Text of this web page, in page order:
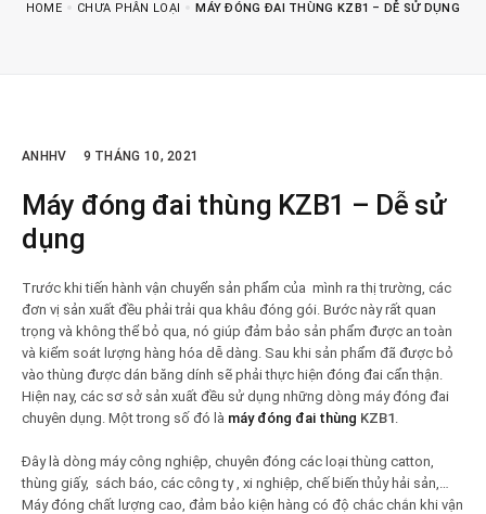
HOME CHƯA PHÂN LOẠI MÁY ĐÓNG ĐAI THÙNG KZB1 – DỄ SỬ DỤNG
ANHHV 9 THÁNG 10, 2021
Máy đóng đai thùng KZB1 – Dễ sử
dụng
Trước khi tiến hành vận chuyển sản phẩm của mình ra thị trường, các
đơn vị sản xuất đều phải trải qua khâu đóng gói. Bước này rất quan
trọng và không thể bỏ qua, nó giúp đảm bảo sản phẩm được an toàn
và kiểm soát lượng hàng hóa dễ dàng. Sau khi sản phẩm đã được bỏ
vào thùng được dán băng dính sẽ phải thực hiện đóng đai cẩn thận.
Hiện nay, các sơ sở sản xuất đều sử dụng những dòng máy đóng đai
chuyên dụng. Một trong số đó là máy đóng đai thùng KZB1
Đây là dòng máy công nghiệp, chuyên đóng các loại thùng catton,
thùng giấy, sách báo, các công ty , xi nghiệp, chế biến thủy hải sản,…
Máy đóng chất lượng cao, đảm bảo kiện hàng có độ chắc chắn khi vận